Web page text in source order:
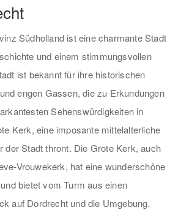
Südholland ist eine charmante Stadt
und einem stimmungsvollen
ist bekannt für ihre historischen
engen Gassen, die zu Erkundungen
Sehenswürdigkeiten in
Kerk, eine imposante mittelalterliche
der Stadt thront. Die Grote Kerk, auch
Vrouwekerk, hat eine wunderschöne
bietet vom Turm aus einen
auf Dordrecht und die Umgebung.